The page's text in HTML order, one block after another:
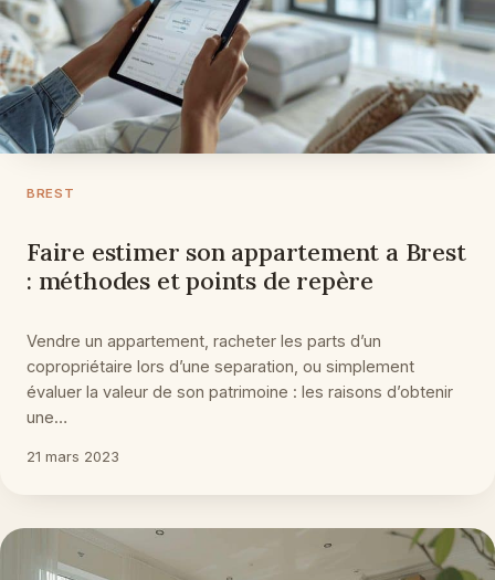
BREST
Faire estimer son appartement a Brest
: méthodes et points de repère
Vendre un appartement, racheter les parts d’un
copropriétaire lors d’une separation, ou simplement
évaluer la valeur de son patrimoine : les raisons d’obtenir
une…
21 mars 2023